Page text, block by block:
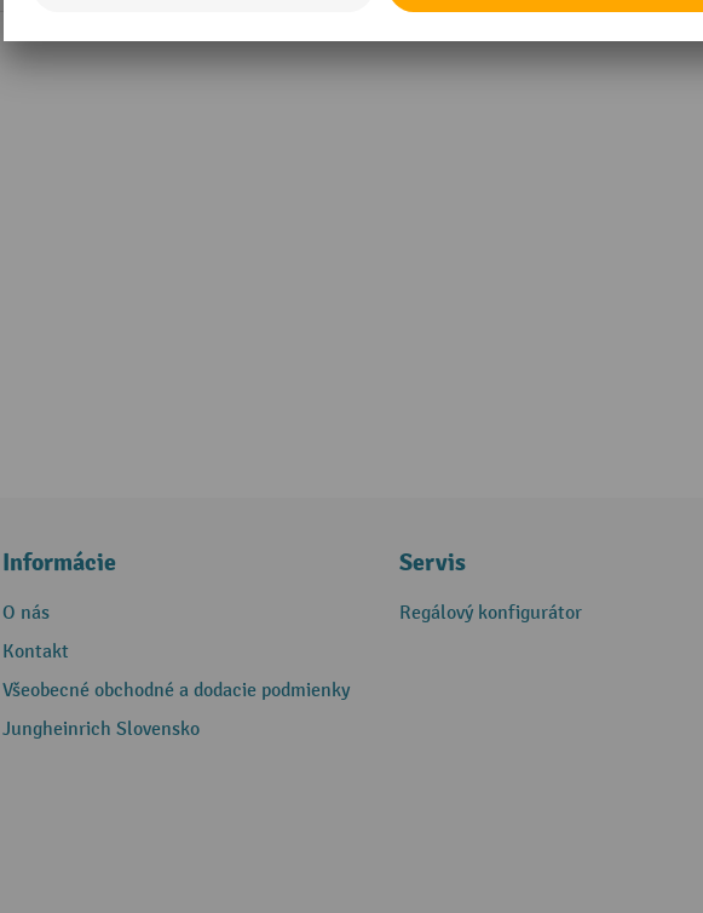
Informácie
O nás
Kontakt
Všeobecné obchodné a dodacie podmienky
Jungheinrich Slovensko
Servis
Regálový konfigurátor